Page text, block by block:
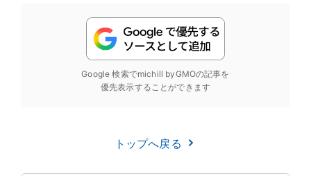
Google 検索でmichill byGMOの記事を
優先表示することができます
トップへ戻る